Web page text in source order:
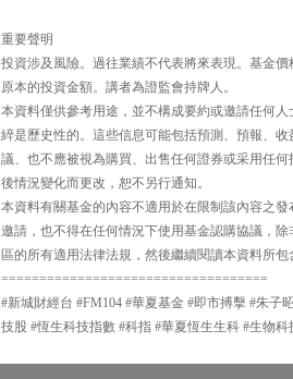
重要聲明
投資涉及風險。過往業績不代表將來表現。基金
原本的投資金額。講者為證監會持牌人。
本資料僅供參考用途，並不構成要約或邀請任何
綷是歷史性的。這些信息可能包括預測、預報、
議、也不應被視為購買、出售任何證券或采用任
後情況變化而更改，恕不另行通知。
本資料有關基金的內容不適用於在限制該內容之
邀請，也不得在任何情況下使用基金認購協議，
區的所有適用法律法規，然後繼續閱讀本資料所
===================================
#新城財經台 #FM104 #華夏基金 #即市搏擊 #朱子
技股 #恆生科技指數 #科指 #華夏恆生生科 #生物